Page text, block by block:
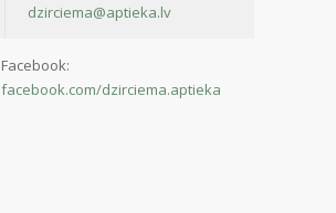
dzirciema@aptieka.lv
Facebook:
facebook.com/dzirciema.aptieka